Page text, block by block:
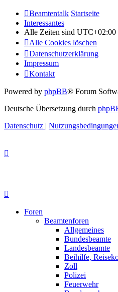
Beamtentalk Startseite
Interessantes
Alle Zeiten sind UTC+02:00
Alle Cookies löschen
Datenschutzerklärung
Impressum
Kontakt
Powered by phpBB® Forum
Deutsche Übersetzung durch
Datenschutz |
Foren
Beamtenforen
Allgemeines
Bundesbeamte
Landesbeamte
Beihilfe,
Zoll
Polizei
Feuerwehr